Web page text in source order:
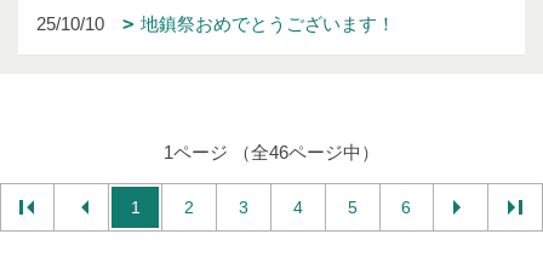
25/10/10 地鎮祭おめでとうございます！
1ページ （全46ページ中）
1 2 3 4 5 6